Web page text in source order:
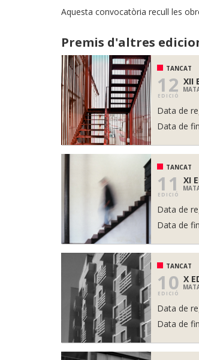
Aquesta convocatòria recull les
Premis d'altres
TANCAT
12
EDICIÓ
XII
Data de
Data de
TANCAT
11
EDICIÓ
XI
Data de
Data de
TANCAT
10
EDICIÓ
X
Data de
Data de